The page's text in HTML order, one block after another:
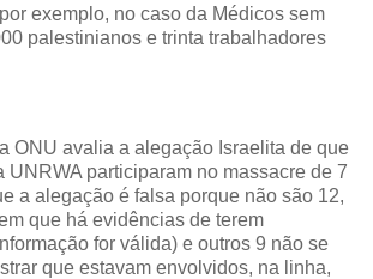
exemplo, no caso da Médicos sem
palestinianos e trinta trabalhadores
ONU avalia a alegação Israelita de que
UNRWA participaram no massacre de 7
a alegação é falsa porque não são 12,
que há evidências de terem
for válida) e outros 9 não se
que estavam envolvidos, na linha,